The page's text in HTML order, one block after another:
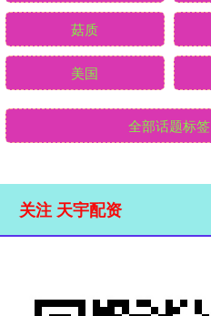
菇质
美国
全部话题标签
关注 天宇配资